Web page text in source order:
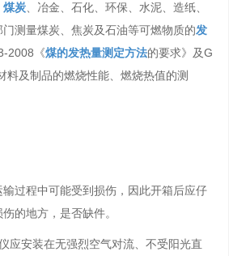
煤炭、冶金、石化、环保、水泥、造纸、
测量煤炭、焦炭及石油等可燃物质的发
2008《煤的发热量测定方法的要求》及G
料及制品的燃烧性能、燃烧热值的测
过程中可能受到损伤，因此开箱后应仔
的地方，是否缺件。
应安装在无强烈空气对流、不受阳光直